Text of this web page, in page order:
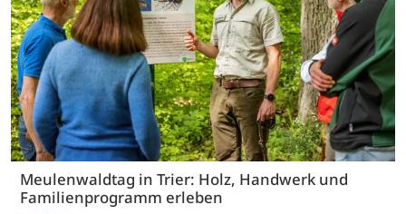
Meulenwaldtag in Trier: Holz, Handwerk und
Familienprogramm erleben